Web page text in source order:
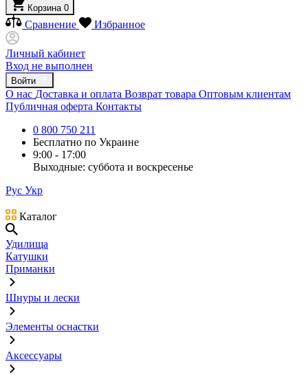
Корзина 0
Сравнение Избранное
Личный кабинет
Вход не выполнен
Войти
О нас Доставка и оплата Возврат товара Оптовым клиентам
Публичная оферта Контакты
0 800 750 211
Бесплатно по Украине
9:00 - 17:00
Выходные: суббота и воскресенье
Рус Укр
Каталог
Удилища
Катушки
Приманки
Шнуры и лески
Элементы оснастки
Аксессуары